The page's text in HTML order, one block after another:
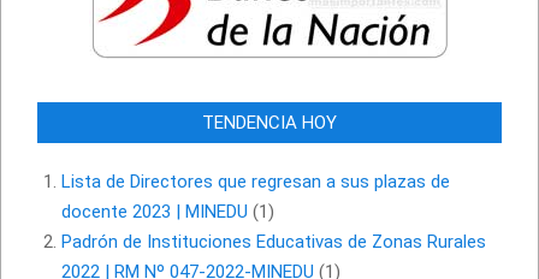
TENDENCIA HOY
Lista de Directores que regresan a sus plazas de
docente 2023 | MINEDU (1)
Padrón de Instituciones Educativas de Zonas Rurales
2022 | RM Nº 047-2022-MINEDU (1)